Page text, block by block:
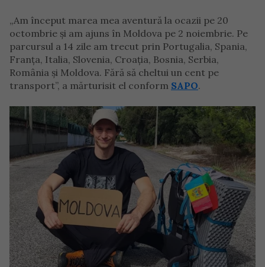
„Am început marea mea aventură la ocazii pe 20
octombrie și am ajuns în Moldova pe 2 noiembrie. Pe
parcursul a 14 zile am trecut prin Portugalia, Spania,
Franța, Italia, Slovenia, Croația, Bosnia, Serbia,
România și Moldova. Fără să cheltui un cent pe
transport”, a mărturisit el conform SAPO.